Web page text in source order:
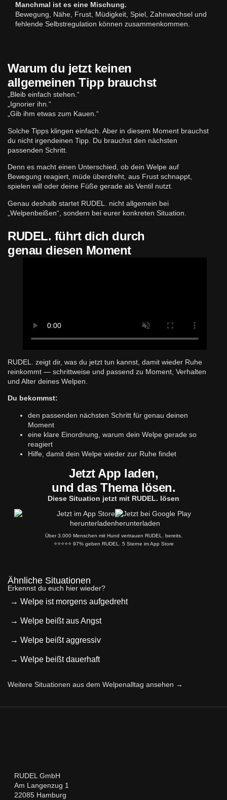
Manchmal ist es eine Mischung.
Bewegung, Nähe, Frust, Müdigkeit, Spiel, Zahnwechsel und
fehlende Selbstregulation können zusammenkommen.
Warum du jetzt keinen
allgemeinen Tipp brauchst
„Bleib einfach stehen.“
„Ignorier ihn.“
„Gib ihm etwas zum Kauen.“
Solche Tipps klingen einfach. Aber in diesem Moment brauchst
du nicht irgendeinen Tipp. Du brauchst den nächsten
passenden Schritt.
Denn es macht einen Unterschied, ob dein Welpe auf
Bewegung reagiert, müde überdreht, aus Frust schnappt,
spielen will oder deine Füße gerade als Ventil nutzt.
Genau deshalb startet RUDEL. nicht allgemein bei
„Welpenbeißen“, sondern bei eurer konkreten Situation.
RUDEL. führt dich durch
genau diesen Moment
RUDEL. zeigt dir, was du jetzt tun kannst, damit wieder Ruhe
reinkommt — schrittweise und passend zu Moment, Verhalten
und Alter deines Welpen.
Du bekommst:
den passenden nächsten Schritt für genau deinen
Moment
eine klare Einordnung, warum dein Welpe gerade so
reagiert
Hilfe, damit dein Welpe wieder zur Ruhe findet
Jetzt App laden,
und das Thema lösen.
Diese Situation jetzt mit RUDEL. lösen
Über 3.000 Menschen mit Hund vertrauen RUDEL. bereits.
⭐️⭐️⭐️⭐️⭐️ 97% geben RUDEL. 5 Sterne im App Store
Ähnliche Situationen
Erkennst du euch hier wieder?
→ Welpe ist morgens aufgedreht
→ Welpe beißt aus Angst
→ Welpe beißt aggressiv
→ Welpe beißt dauerhaft
Weitere Situationen aus dem Welpenalltag ansehen →
RUDEL GmbH
Am Langenzug 1
22085 Hamburg